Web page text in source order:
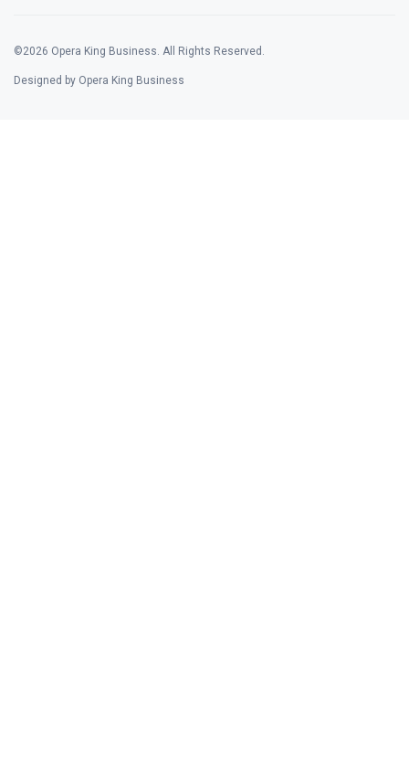
©2026 Opera King Business. All Rights Reserved.
Designed by Opera King Business